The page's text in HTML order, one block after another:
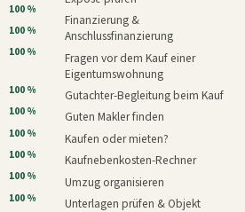
100 %
100 %
100 %
100 %
100 %
100 %
100 %
100 %
100 %
Finanzierung &
Anschlussfinanzierung
Fragen vor dem Kauf einer
Eigentumswohnung
Gutachter-Begleitung beim Kauf
Guten Makler finden
Kaufen oder mieten?
Kaufnebenkosten-Rechner
Umzug organisieren
Unterlagen prüfen & Objekt